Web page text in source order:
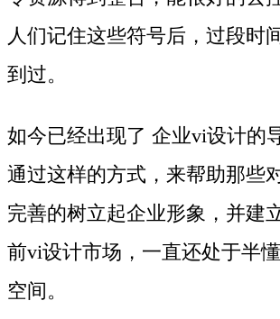
人们记住这些符号后，过段时
到过。
如今已经出现了 企业vi设计的
通过这样的方式，来帮助那些
完善的树立起企业形象，并建
前vi设计市场，一直还处于半
空间。